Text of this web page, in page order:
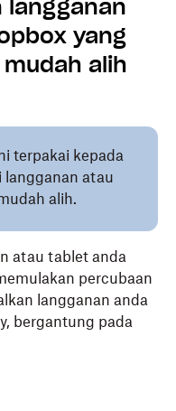
langganan
yang
alih
terpakai kepada
langganan atau
alih.
atau tablet anda
percubaan
langganan anda
bergantung pada